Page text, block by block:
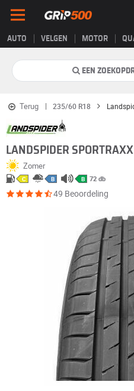
AUTO VELGEN MOTOR
EEN
Terug 235/60 R18
LANDSPIDER
Zomer
C B B 72 db
49 Beoordeling